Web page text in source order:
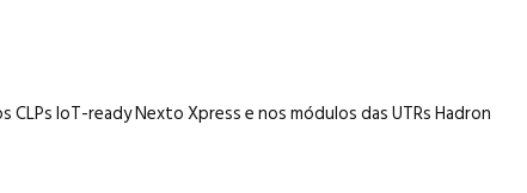
IoT-ready Nexto Xpress e nos módulos das UTRs Hadron